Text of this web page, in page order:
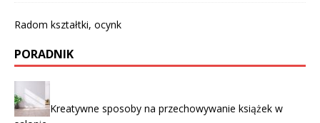
Radom kształtki, ocynk
PORADNIK
Kreatywne sposoby na przechowywanie książek w